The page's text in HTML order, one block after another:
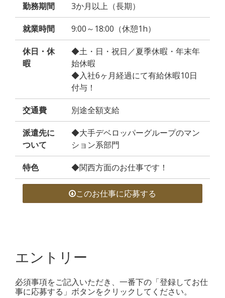
勤務期間 3か月以上（長期）
就業時間 9:00～18:00（休憩1h）
休日・休
暇
◆土・日・祝日／夏季休暇・年末年
始休暇
◆入社6ヶ月経過にて有給休暇10日
付与！
交通費 別途全額支給
派遣先に
ついて
◆大手デベロッパーグループのマン
ション系部門
特色 ◆関西方面のお仕事です！
このお仕事に応募する
エントリー
必須事項をご記入いただき、一番下の「登録してお仕
事に応募する」ボタンをクリックしてください。